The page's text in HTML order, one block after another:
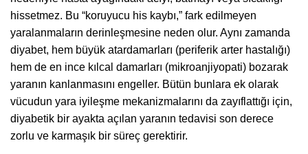
hissetmez. Bu “koruyucu his kaybı,” fark edilmeyen
yaralanmaların derinleşmesine neden olur. Aynı zamanda
diyabet, hem büyük atardamarları (periferik arter hastalığı)
hem de en ince kılcal damarları (mikroanjiyopati) bozarak
yaranın kanlanmasını engeller. Bütün bunlara ek olarak
vücudun yara iyileşme mekanizmalarını da zayıflattığı için,
diyabetik bir ayakta açılan yaranın tedavisi son derece
zorlu ve karmaşık bir süreç gerektirir.